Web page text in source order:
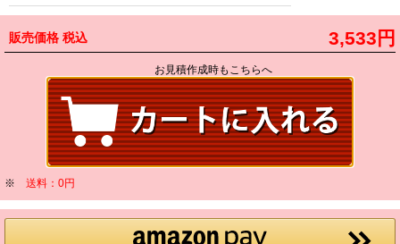
販売価格 税込 3,533円
お見積作成時もこちらへ
※ 送料：0円